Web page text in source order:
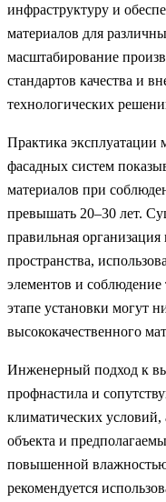
инфраструктуру и
материалов для
масштабирование
стандартов качества и
технологических
Практика эксплуатации
фасадных систем
материалов при
превышать 20–30 лет.
правильная
пространства,
элементов и
этапе установки могут
высококачественного
Инженерный подход к
профнастила и
климатических условий,
объекта и
повышенной
рекомендуется